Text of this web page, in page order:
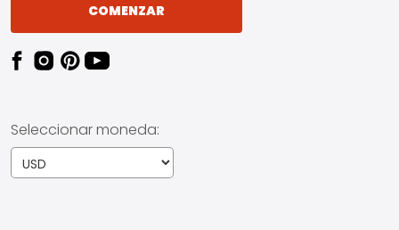
COMENZAR
Seleccionar moneda: